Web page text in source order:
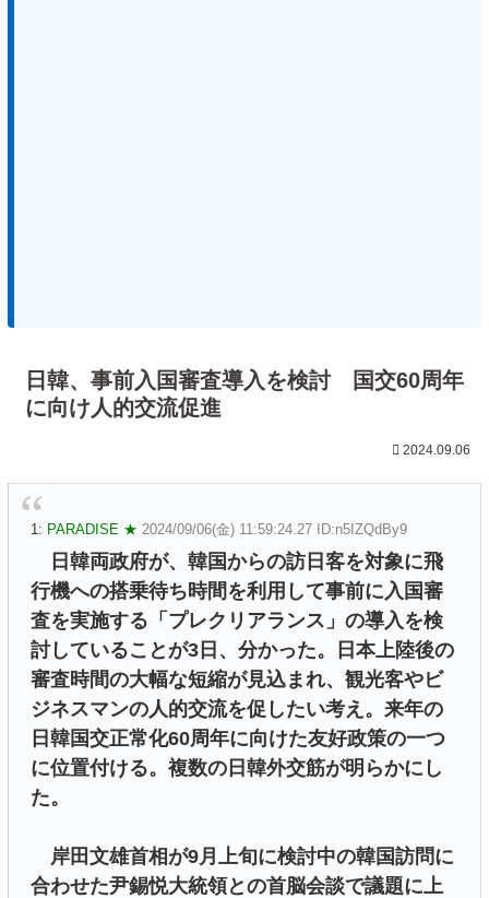
日韓、事前入国審査導入を検討 国交60周年
に向け人的交流促進
2024.09.06
1: PARADISE ★ 2024/09/06(金) 11:59:24.27 ID:n5IZQdBy9
日韓両政府が、韓国からの訪日客を対象に飛
行機への搭乗待ち時間を利用して事前に入国審
査を実施する「プレクリアランス」の導入を検
討していることが3日、分かった。日本上陸後の
審査時間の大幅な短縮が見込まれ、観光客やビ
ジネスマンの人的交流を促したい考え。来年の
日韓国交正常化60周年に向けた友好政策の一つ
に位置付ける。複数の日韓外交筋が明らかにし
た。
岸田文雄首相が9月上旬に検討中の韓国訪問に
合わせた尹錫悦大統領との首脳会談で議題に上